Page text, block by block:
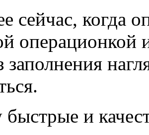
сейчас, когда
операционкой
и